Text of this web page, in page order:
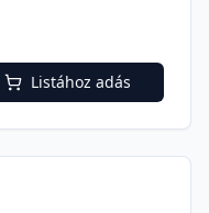
Listához adás